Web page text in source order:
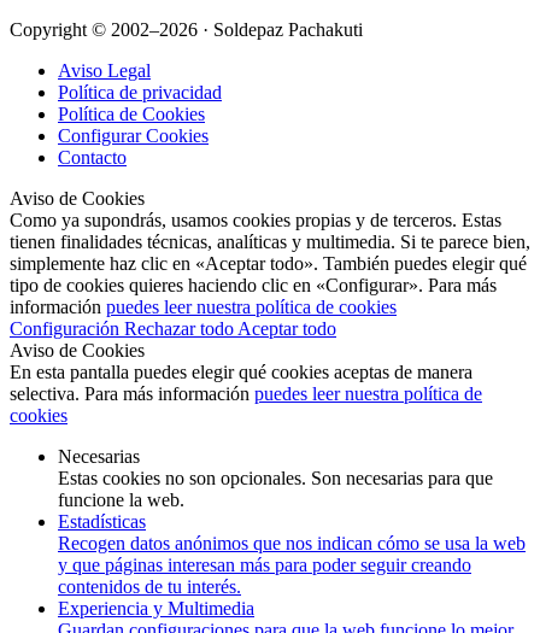
Copyright © 2002–2026 · Soldepaz Pachakuti
Aviso Legal
Política de privacidad
Política de Cookies
Configurar Cookies
Contacto
Aviso de Cookies
Como ya supondrás, usamos cookies propias y de terceros. Estas
tienen finalidades técnicas, analíticas y multimedia. Si te parece bien,
simplemente haz clic en «Aceptar todo». También puedes elegir qué
tipo de cookies quieres haciendo clic en «Configurar». Para más
información puedes leer nuestra política de cookies
Configuración Rechazar todo Aceptar todo
Aviso de Cookies
En esta pantalla puedes elegir qué cookies aceptas de manera
selectiva. Para más información puedes leer nuestra política de
cookies
Necesarias
Estas cookies no son opcionales. Son necesarias para que
funcione la web.
Estadísticas
Recogen datos anónimos que nos indican cómo se usa la web
y que páginas interesan más para poder seguir creando
contenidos de tu interés.
Experiencia y Multimedia